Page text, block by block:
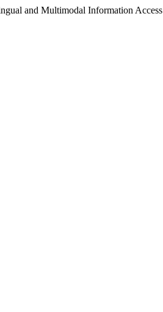
and Multimodal Information